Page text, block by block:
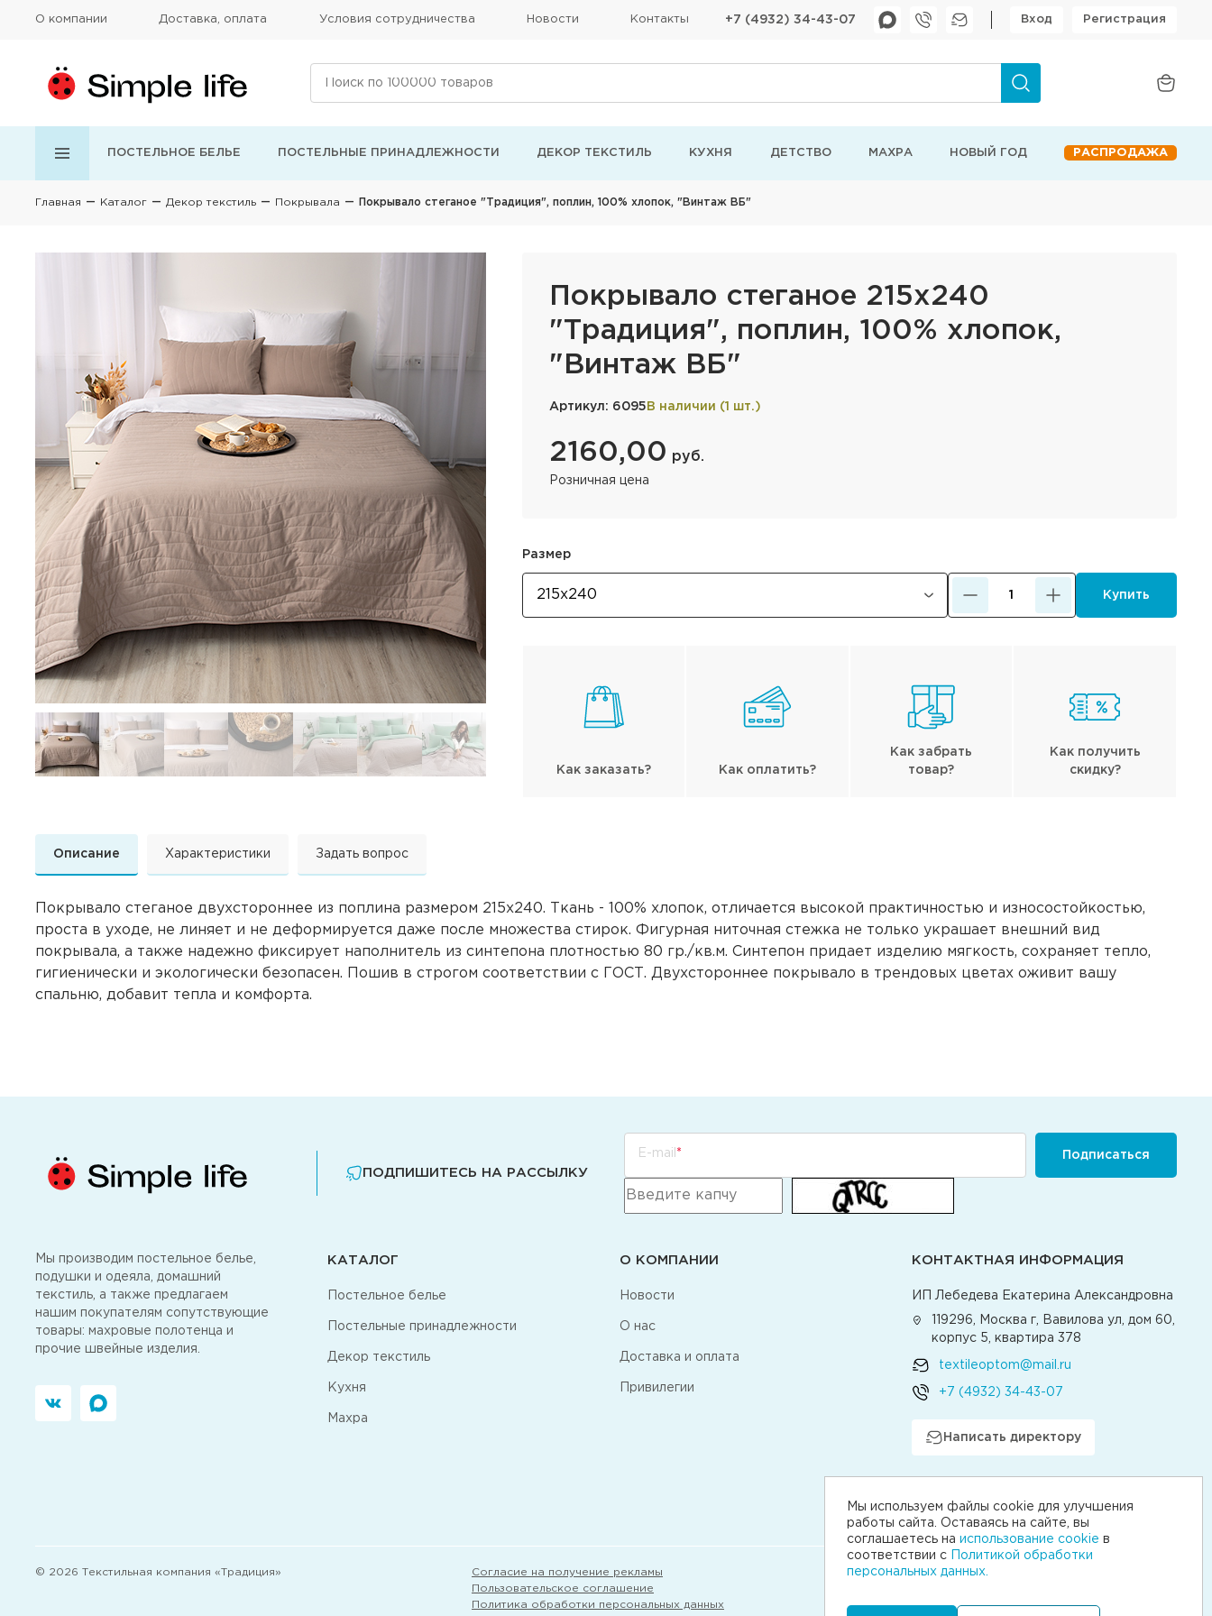
О компании Доставка, оплата Условия сотрудничества Новости Контакты +7 (4932) 34-43-07 Вход Регистрация
ПОСТЕЛЬНОЕ БЕЛЬЕ ПОСТЕЛЬНЫЕ ПРИНАДЛЕЖНОСТИ ДЕКОР ТЕКСТИЛЬ КУХНЯ ДЕТСТВО МАХРА НОВЫЙ ГОД РАСПРОДАЖА
Главная Каталог Декор текстиль Покрывала Покрывало стеганое "Традиция", поплин, 100% хлопок, "Винтаж ВБ"
Покрывало стеганое 215х240
"Традиция", поплин, 100% хлопок,
"Винтаж ВБ"
Артикул: 6095 В наличии (1 шт.)
2160,00 руб.
Розничная цена
Размер
Купить
Как заказать? Как оплатить?
Как забрать
товар?
Как получить
скидку?
Описание Характеристики Задать вопрос
Покрывало стеганое двухстороннее из поплина размером 215х240. Ткань - 100% хлопок, отличается высокой практичностью и износостойкостью,
проста в уходе, не линяет и не деформируется даже после множества стирок. Фигурная ниточная стежка не только украшает внешний вид
покрывала, а также надежно фиксирует наполнитель из синтепона плотностью 80 гр./кв.м. Синтепон придает изделию мягкость, сохраняет тепло,
гигиенически и экологически безопасен. Пошив в строгом соответствии с ГОСТ. Двухстороннее покрывало в трендовых цветах оживит вашу
спальню, добавит тепла и комфорта.
Мы используем файлы cookie для улучшения
работы сайта. Оставаясь на сайте, вы
соглашаетесь на использование cookie в
соответствии с
Политикой обработки
персональных данных.
ПОДПИШИТЕСЬ НА РАССЫЛКУ
E-mail Подписаться
Мы производим постельное белье,
подушки и одеяла, домашний
текстиль, а также предлагаем
нашим покупателям сопутствующие
товары: махровые полотенца и
прочие швейные изделия.
КАТАЛОГ
Постельное белье
Постельные принадлежности
Декор текстиль
Кухня
Махра
О КОМПАНИИ
Новости
О нас
Доставка и оплата
Привилегии
КОНТАКТНАЯ ИНФОРМАЦИЯ
ИП Лебедева Екатерина Александровна
119296, Москва г, Вавилова ул, дом 60,
корпус 5, квартира 378
textileoptom@mail.ru
+7 (4932) 34-43-07
Написать директору
© 2026 Текстильная компания «Традиция»
Согласие на получение рекламы
Пользовательское соглашение
Политика обработки персональных данных